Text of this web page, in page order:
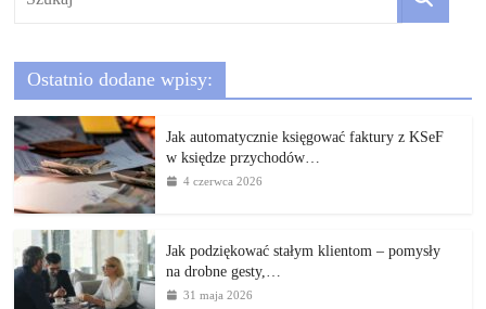
Ostatnio dodane wpisy:
Jak automatycznie księgować faktury z KSeF
w księdze przychodów…
4 czerwca 2026
Jak podziękować stałym klientom – pomysły
na drobne gesty,…
31 maja 2026